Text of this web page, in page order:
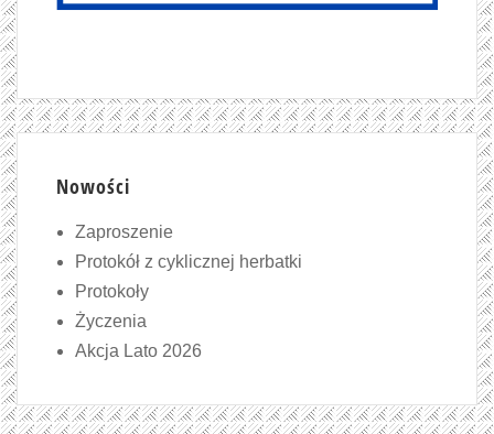
Nowości
Zaproszenie
Protokół z cyklicznej herbatki
Protokoły
Życzenia
Akcja Lato 2026